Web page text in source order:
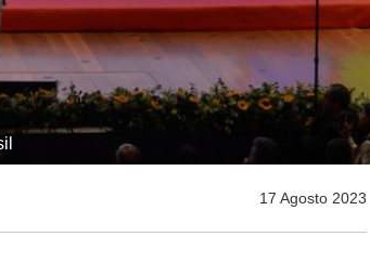
17 Agosto 2023